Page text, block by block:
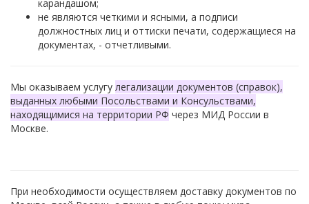
карандашом;
не являются четкими и ясными, а подписи
должностных лиц и оттиски печати, содержащиеся на
документах, - отчетливыми.
Мы оказываем услугу легализации документов (справок),
выданных любыми Посольствами и Консульствами,
находящимися на территории РФ через МИД России в
Москве.
При необходимости осуществляем доставку документов по